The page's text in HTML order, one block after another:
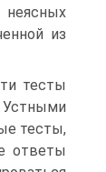
из
тесты
тесты,
ответы